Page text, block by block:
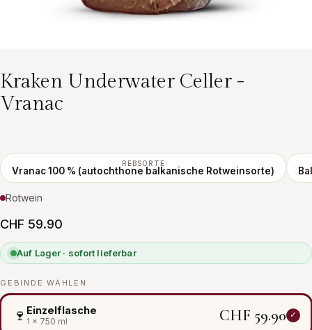
Kraken Underwater Celler -
Vranac
REBSORTE
Vranac 100 % (autochthone balkanische Rotweinsorte)
Rotwein
CHF 59.90
Auf Lager · sofort lieferbar
GEBINDE WÄHLEN
🍷 Einzelflasche
1 × 750 ml CHF 59.90